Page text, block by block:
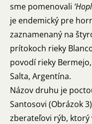
sme pomenovali
je endemický pre
zaznamenaný na
prítokoch rieky
povodí rieky
Salta, Argentína.
Názov druhu je
Santosovi (Obrázok
zberateľovi rýb,